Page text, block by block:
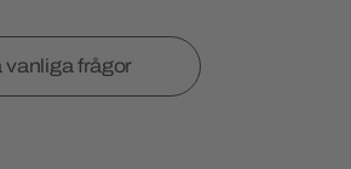
vanliga frågor